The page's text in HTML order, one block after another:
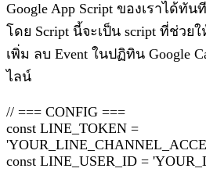
Google App Script ของเราได้ทันที
โดย Script นี้จะเป็น script ที่ช่วย
เพิ่ม ลบ Event ในปฏิทิน Google
ไลน์
// === CONFIG ===
const LINE_TOKEN =
const LINE_USER_ID =